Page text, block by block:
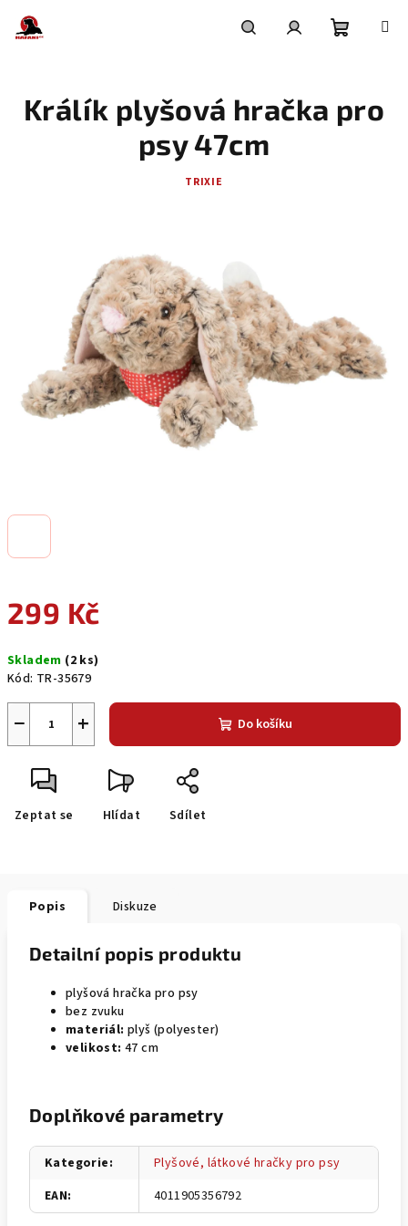
obsah
košík
299 Kč
cena:
Skladem (2 ks)
Kód: TR-35679
+
− Do košíku
Zeptat se Hlídat Sdílet
Králík plyšová hračka pro
psy 47cm
TRIXIE
Popis Diskuze
Detailní popis produktu
plyšová hračka pro psy
bez zvuku
materiál: plyš (polyester)
velikost: 47 cm
Doplňkové parametry
Kategorie:
Plyšové, látkové hračky pro psy
EAN: 4011905356792